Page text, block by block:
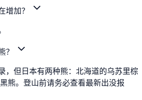
增加？
？
，但日本有两种熊：北海道的乌苏里棕
熊。登山前请务必查看最新出没报